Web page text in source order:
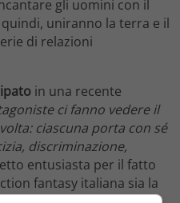
gli uomini con il
uniranno la terra e il
di relazioni
in una recente
ci fanno vedere il
ciascuna porta con sé
discriminazione,
entusiasta per il fatto
fantasy italiana sia la